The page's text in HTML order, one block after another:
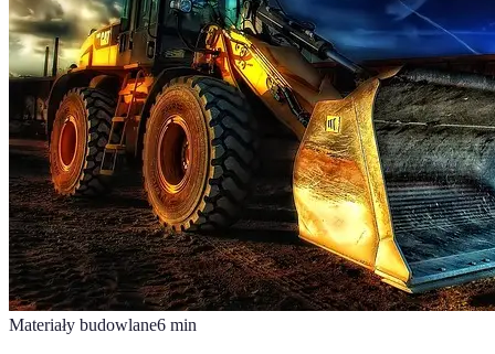
Materiały budowlane6 min